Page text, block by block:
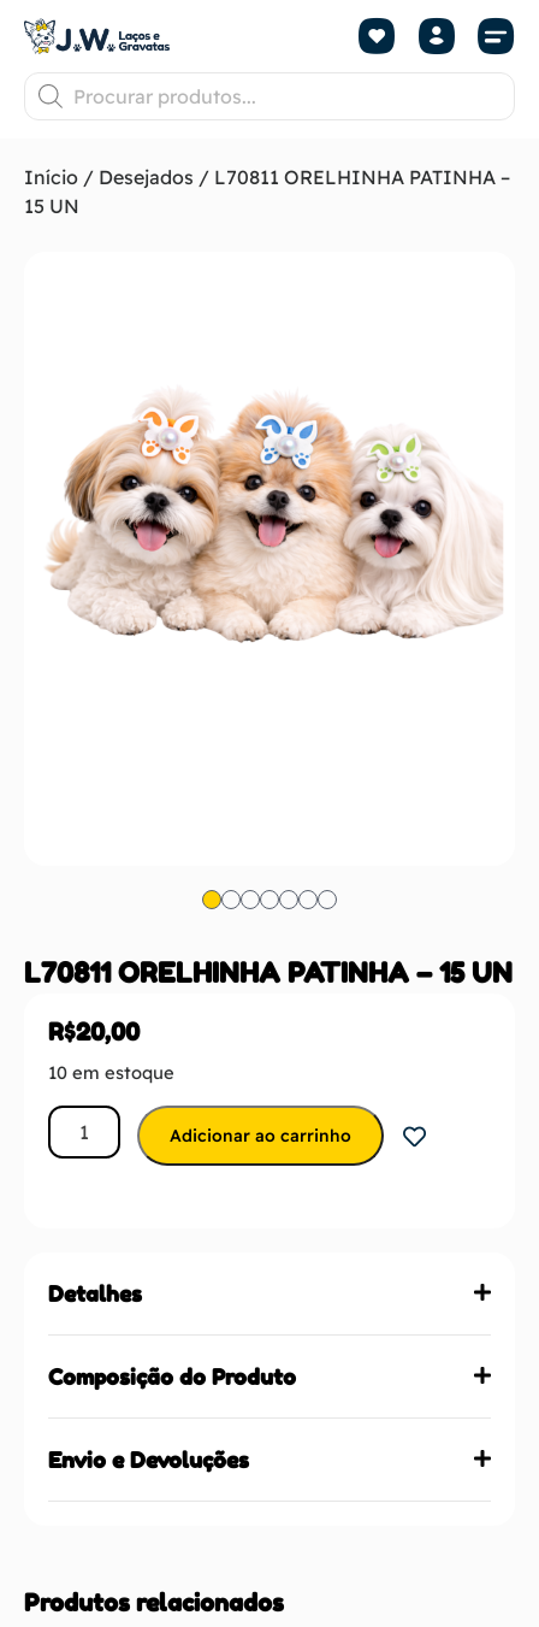
Início / Desejados / L70811 ORELHINHA PATINHA –
15 UN
L70811 ORELHINHA PATINHA – 15 UN
R$20,00
10 em estoque
Adicionar ao carrinho
Detalhes
Composição do Produto
Envio e Devoluções
Produtos relacionados